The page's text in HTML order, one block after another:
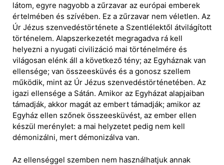
látom, egyre nagyobb a zűrzavar az európai emberek
értelmében és szívében. Ez a zűrzavar nem véletlen. Az
Úr Jézus szenvedéstörténete a Szentlélektől átvilágított
történelem. Alapszerkezetét megragadva rá kell
helyezni a nyugati civilizáció mai történelmére és
világosan elénk áll a következő tény; az Egyháznak van
ellensége; van összeesküvés és a gonosz szellem
működik, mint az Úr Jézus szenvedéstörténetében. Az
igazi ellensége a Sátán. Amikor az Egyházat alapjaiban
támadják, akkor magát az embert támadják; amikor az
Egyház ellen szőnek összeesküvést, az ember ellen
készül merénylet: a mai helyzetet pedig nem kell
démonizálni, mert démonizálva van.
Az ellenséggel szemben nem használhatjuk annak